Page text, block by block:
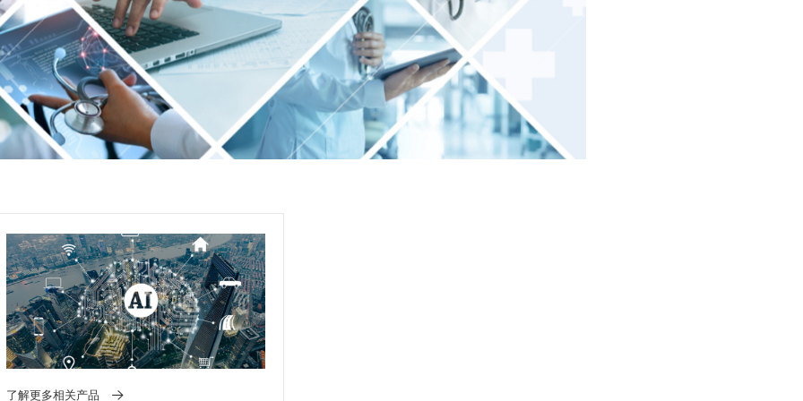
了解更多相关产品